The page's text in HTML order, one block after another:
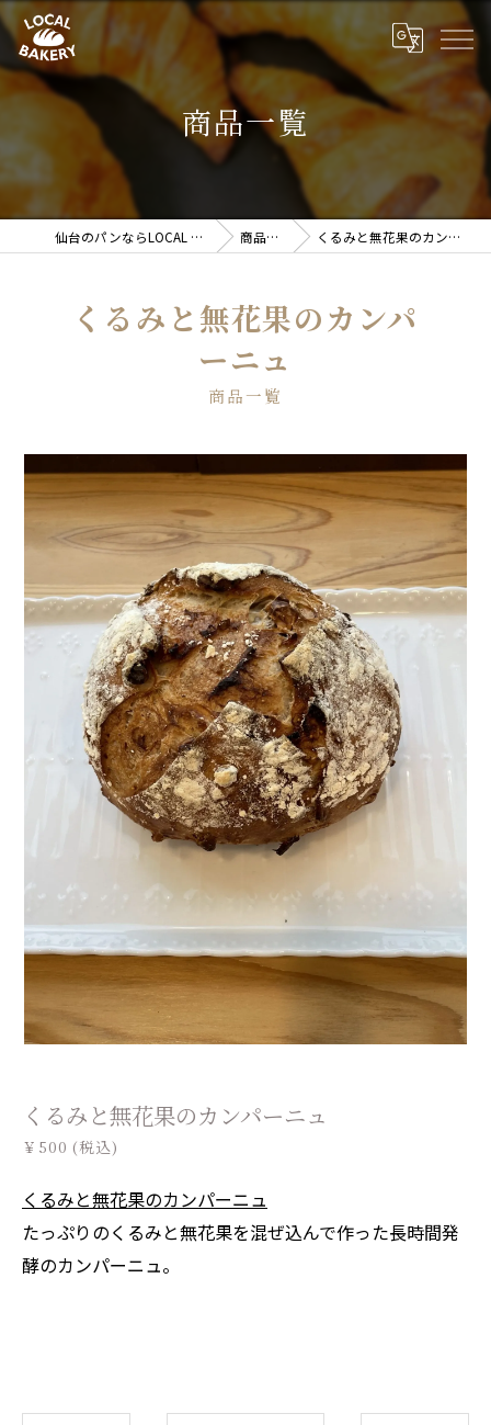
商品一覧
仙台のパンならLOCAL BAKERY 商品一覧 くるみと無花果のカンパーニュ
商品一覧
くるみと無花果のカンパ
ーニュ
くるみと無花果のカンパーニュ
￥500 (税込)
くるみと無花果のカンパーニュ
たっぷりのくるみと無花果を混ぜ込んで作った長時間発
酵のカンパーニュ。